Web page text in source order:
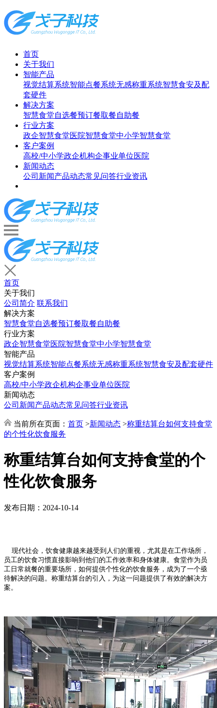
首页
关于我们
智能产品
视觉结算系统智能点餐系统无感称重系统智慧食安及配
套硬件
解决方案
智慧食堂自选餐预订餐取餐自助餐
行业方案
政企智慧食堂医院智慧食堂中小学智慧食堂
客户案例
高校/中小学政企机构企事业单位医院
新闻动态
公司新闻产品动态常见问答行业资讯
首页
关于我们
公司简介 联系我们
解决方案
智慧食堂自选餐预订餐取餐自助餐
行业方案
政企智慧食堂医院智慧食堂中小学智慧食堂
智能产品
视觉结算系统智能点餐系统无感称重系统智慧食安及配套硬件
客户案例
高校/中小学政企机构企事业单位医院
新闻动态
公司新闻产品动态常见问答行业资讯
当前所在页面： 首页 >新闻动态 >称重结算台如何支持食堂
的个性化饮食服务
称重结算台如何支持食堂的个
性化饮食服务
发布日期：2024-10-14
现代社会，饮食健康越来越受到人们的重视，尤其是在工作场所，
员工的饮食习惯直接影响到他们的工作效率和身体健康。食堂作为员
工日常就餐的重要场所，如何提供个性化的饮食服务，成为了一个亟
待解决的问题。称重结算台的引入，为这一问题提供了有效的解决方
案。